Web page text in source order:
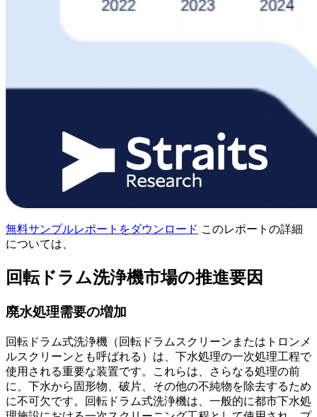
無料サンプルレポートをダウンロード このレポートの詳細
については、
回転ドラム洗浄機市場の推進要因
廃水処理需要の増加
回転ドラム式洗浄機（回転ドラムスクリーンまたはトロンメ
ルスクリーンとも呼ばれる）は、下水処理の一次処理工程で
使用される重要な装置です。これらは、さらなる処理の前
に、下水から固形物、破片、その他の不純物を除去するため
に不可欠です。回転ドラム式洗浄機は、一般的に都市下水処